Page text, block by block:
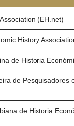
(EH.net)
History
de Historia
de Pesquisadores
de Historia